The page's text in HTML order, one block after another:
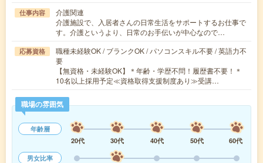
仕事内容
介護関連
介護施設で、入居者さんの日常生活をサポートするお仕事で
す。介護というより、日常のお手伝いが中心なので…
応募資格
職種未経験OK / ブランクOK / パソコンスキル不要 / 英語力不
要
【無資格・未経験OK】＊年齢・学歴不問！履歴書不要！＊
10名以上採用予定≪資格取得支援制度あり≫受講…
職場の雰囲気
年齢層
20代
30代 40代 50代
60代
男女比率